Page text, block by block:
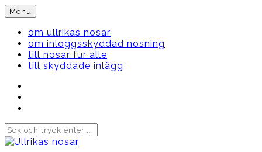
Skip
to
content
Menu
om ullrikas nosar
om inloggsskyddad nosning
till nosar für alle
till skyddade inlägg